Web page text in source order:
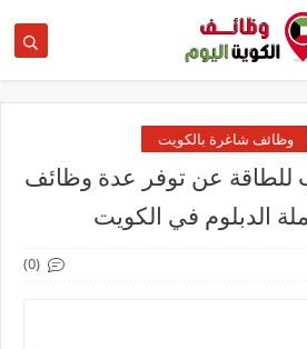
وظائف شاغرة بالكويت
للطاقة عن توفر عدة وظائف
الدبلوم في الكويت
(0)